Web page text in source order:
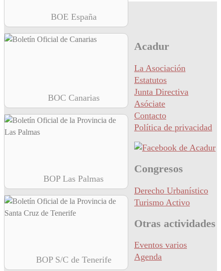
BOE España
BOC Canarias
BOP Las Palmas
BOP S/C de Tenerife
Acadur
La Asociación
Estatutos
Junta Directiva
Asóciate
Contacto
Política de privacidad
Congresos
Derecho Urbanístico
Turismo Activo
Otras actividades
Eventos varios
Agenda